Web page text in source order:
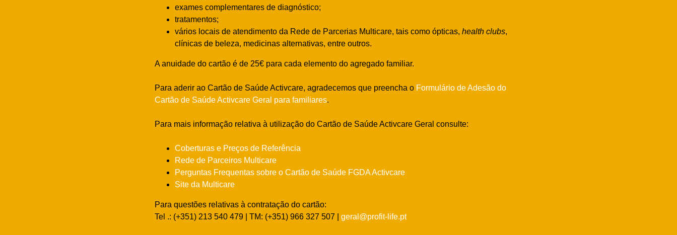
exames complementares de diagnóstico;
tratamentos;
vários locais de atendimento da Rede de Parcerias Multicare, tais como ópticas, health clubs,
clínicas de beleza, medicinas alternativas, entre outros.
A anuidade do cartão é de 25€ para cada elemento do agregado familiar.
Para aderir ao Cartão de Saúde Activcare, agradecemos que preencha o Formulário de Adesão do
Cartão de Saúde Activcare Geral para familiares.
Para mais informação relativa à utilização do Cartão de Saúde Activcare Geral consulte:
Coberturas e Preços de Referência
Rede de Parceiros Multicare
Perguntas Frequentas sobre o Cartão de Saúde FGDA Activcare
Site da Multicare
Para questões relativas à contratação do cartão:
Tel .: (+351) 213 540 479 | TM: (+351) 966 327 507 | geral@profit-life.pt